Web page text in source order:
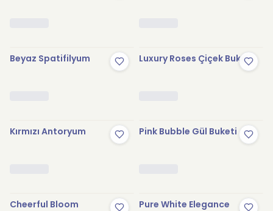
Beyaz Spatifilyum Luxury Roses Çiçek Buketi
Kırmızı Antoryum Pink Bubble Gül Buketi
Cheerful Bloom Pure White Elegance